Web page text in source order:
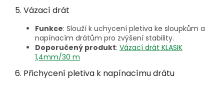
5. Vázací drát
Funkce: Slouží k uchycení pletiva ke sloupkům a
napínacím drátům pro zvýšení stability.
Doporučený produkt: Vázací drát KLASIK
1,4mm/30 m
6. Přichycení pletiva k napínacímu drátu